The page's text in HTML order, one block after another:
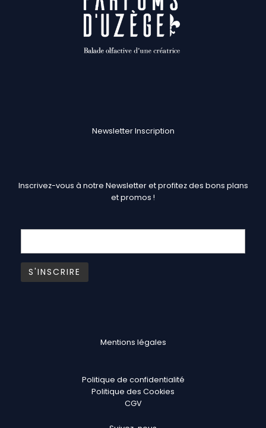
Newsletter Inscription
Inscrivez-vous à notre Newsletter et profitez des bons plans
et promos !
Mentions légales
Politique de confidentialité
Politique des Cookies
CGV